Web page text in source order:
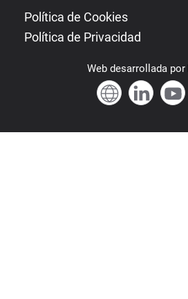
Política de Cookies
Política de Privacidad
Webdesarrollada por